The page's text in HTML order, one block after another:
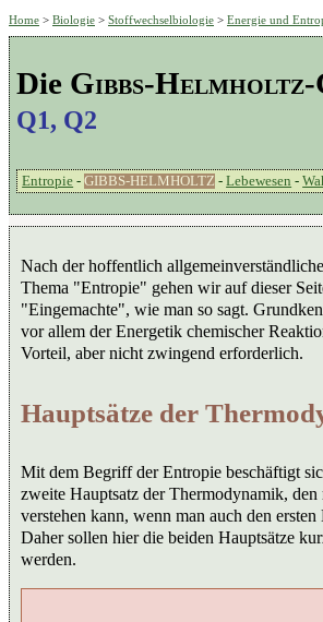
Home > Biologie > Stoffwechselbiologie > Energie und
Die Gibbs-Helmholtz-
Q1, Q2
Entropie -GIBBS-HELMHOLTZ -Lebewesen -
Nach der hoffentlich
Thema "Entropie" gehen wir auf dieser
"Eingemachte", wie man so sagt.
vor allem der Energetik chemischer
Vorteil, aber nicht zwingend erforderlich.
Hauptsätze der
Mit dem Begriff der Entropie beschäftigt
zweite Hauptsatz der Thermodynamik,
verstehen kann, wenn man auch den ersten
Daher sollen hier die beiden Hauptsätze
werden.